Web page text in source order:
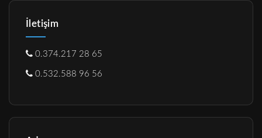
İletişim
0.374.217 28 65
0.532.588 96 56